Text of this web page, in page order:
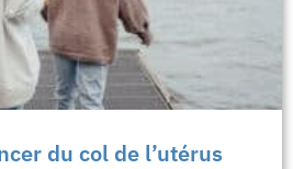
du col de l’utérus